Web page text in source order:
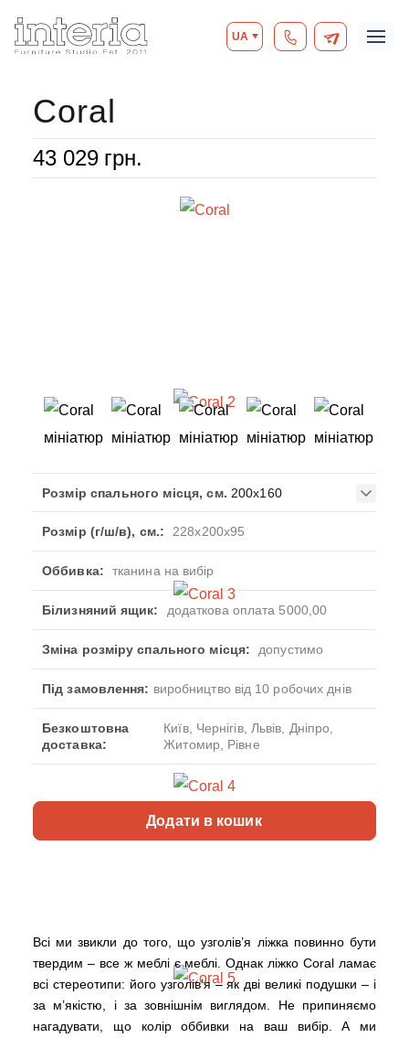
UA
Coral
43 029грн.
Розмір спального місця, см. 200x160
Розмір (г/ш/в), см.: 228x200x95
Оббивка: тканина на вибір
Білизняний ящик: додаткова оплата 5000,00
Зміна розміру спального місця: допустимо
Під замовлення: виробництво від 10 робочих днів
Безкоштовна
доставка:
Київ, Чернігів, Львів, Дніпро,
Житомир, Рівне
Додати в кошик
Всі ми звикли до того, що узголів’я ліжка повинно бути
твердим – все ж меблі є меблі. Однак ліжко Coral ламає
всі стереотипи: його узголів’я – як дві великі подушки – і
за м’якістю, і за зовнішнім виглядом. Не припиняємо
нагадувати, що колір оббивки на ваш вибір. А ми